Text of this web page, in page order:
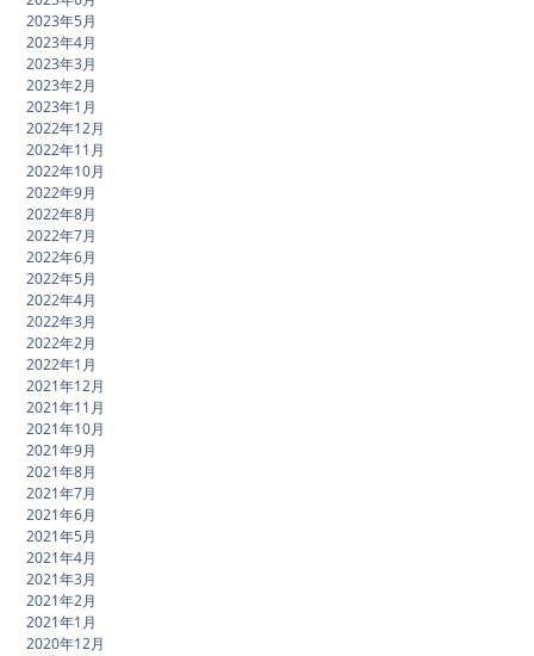
2023年5月
2023年4月
2023年3月
2023年2月
2023年1月
2022年12月
2022年11月
2022年10月
2022年9月
2022年8月
2022年7月
2022年6月
2022年5月
2022年4月
2022年3月
2022年2月
2022年1月
2021年12月
2021年11月
2021年10月
2021年9月
2021年8月
2021年7月
2021年6月
2021年5月
2021年4月
2021年3月
2021年2月
2021年1月
2020年12月